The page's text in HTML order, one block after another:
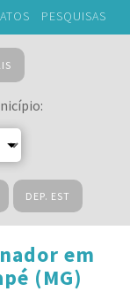
PESQUISAS
DEP. EST
em
(MG)